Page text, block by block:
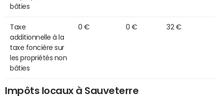
bâties
Taxe
additionnelle à la
taxe foncière sur
les propriétés non
bâties
0 € 0 € 32 €
Impôts locaux à Sauveterre